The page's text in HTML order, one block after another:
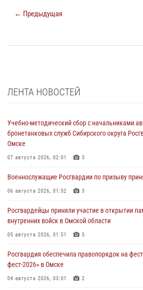
← Предыдущая
ЛЕНТА НОВОСТЕЙ
Учебно-методический сбор с начальниками
бронетанковых служб Сибирского округа
Омске
07 августа 2026, 02:01 3
Военнослужащие Росгвардии по призыву
06 августа 2026, 01:52 3
Росгвардейцы приняли участие в открытии
внутренних войск в Омской области
05 августа 2026, 01:51 5
Росгвардия обеспечила правопорядок на
фест-2026» в Омске
04 августа 2026, 03:01 2